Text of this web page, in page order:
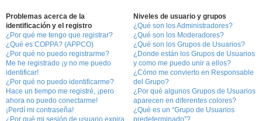
Problemas acerca de la
identificación y el registro
¿Por qué me tengo que registrar?
¿Qué es COPPA? (APPCO)
¿Por qué no puedo registrarme?
Me he registrado ¡y no me puedo
identificar!
¿Por qué no puedo identificarme?
Hace un tiempo me registré, ¡pero
ahora no puedo conectarme!
¡Perdí mi contraseña!
¿Por qué mi sesión de usuario expira
Niveles de usuario y grupos
¿Qué son los Administradores?
¿Qué son los Moderadores?
¿Qué son los Grupos de Usuarios?
¿Donde están los Grupos de Usuarios
y como me puedo unir a ellos?
¿Cómo me convierto en Responsable
del Grupo?
¿Por qué algunos Grupos de Usuarios
aparecen en diferentes colores?
¿Qué es un “Grupo de Usuarios
predeterminado”?